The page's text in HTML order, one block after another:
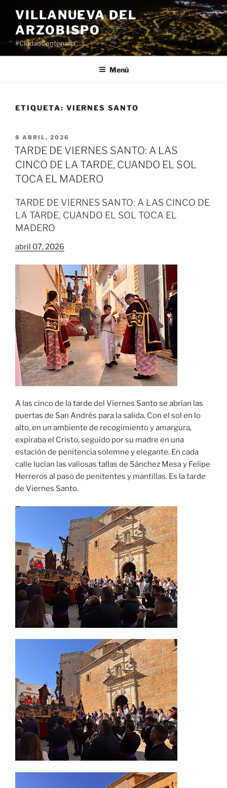
contenido
VILLANUEVA DEL
ARZOBISPO
#CiudadCentenaria
Menú
ETIQUETA: VIERNES SANTO
PUBLICADO
EL
8 ABRIL, 2026
TARDE DE VIERNES SANTO: A LAS
CINCO DE LA TARDE, CUANDO EL SOL
TOCA EL MADERO
TARDE DE VIERNES SANTO: A LAS CINCO DE
LA TARDE, CUANDO EL SOL TOCA EL
MADERO
abril 07, 2026
A las cinco de la tarde del Viernes Santo se abrían las
puertas de San Andrés para la salida. Con el sol en lo
alto, en un ambiente de recogimiento y amargura,
expiraba el Cristo, seguido por su madre en una
estación de penitencia solemne y elegante. En cada
calle lucían las valiosas tallas de Sánchez Mesa y Felipe
Herreros al paso de penitentes y mantillas. Es la tarde
de Viernes Santo.